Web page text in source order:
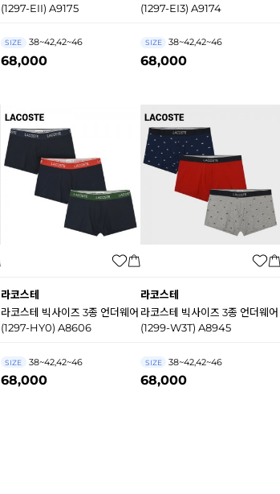
(1297-EII) A9175
SIZE 38~42,42~46
68,000
(1297-EI3) A9174
SIZE 38~42,42~46
68,000
라코스테
라코스테 빅사이즈 3종 언더웨어
(1297-HY0) A8606
SIZE 38~42,42~46
68,000
라코스테
라코스테 빅사이즈 3종 언더웨어
(1299-W3T) A8945
SIZE 38~42,42~46
68,000